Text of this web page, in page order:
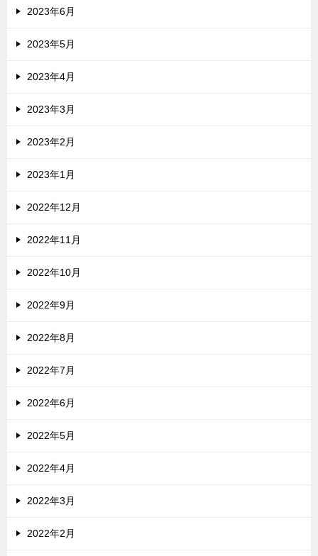
2023年6月
2023年5月
2023年4月
2023年3月
2023年2月
2023年1月
2022年12月
2022年11月
2022年10月
2022年9月
2022年8月
2022年7月
2022年6月
2022年5月
2022年4月
2022年3月
2022年2月